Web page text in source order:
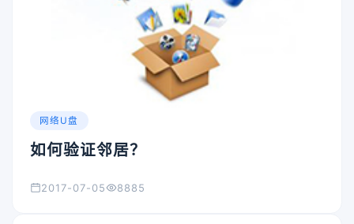
网络U盘
如何验证邻居？
2017-07-05 8885